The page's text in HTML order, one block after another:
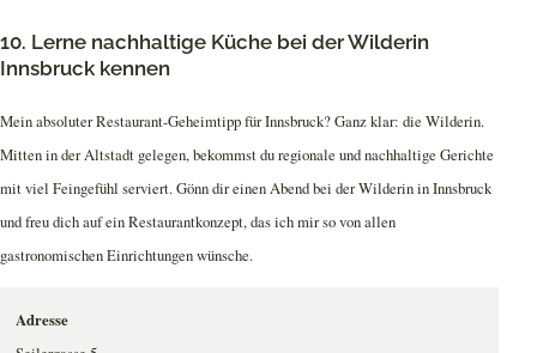
10. Lerne nachhaltige Küche bei der Wilderin
Innsbruck kennen
Mein absoluter Restaurant-Geheimtipp für Innsbruck? Ganz klar: die Wilderin.
Mitten in der Altstadt gelegen, bekommst du regionale und nachhaltige Gerichte
mit viel Feingefühl serviert. Gönn dir einen Abend bei der Wilderin in Innsbruck
und freu dich auf ein Restaurantkonzept, das ich mir so von allen
gastronomischen Einrichtungen wünsche.
Adresse